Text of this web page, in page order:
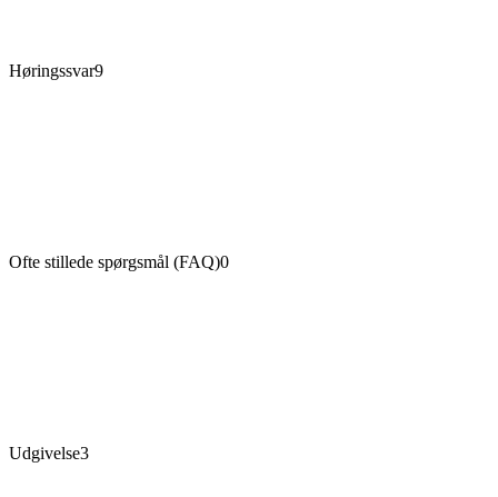
Høringssvar9
Ofte stillede spørgsmål (FAQ)0
Udgivelse3